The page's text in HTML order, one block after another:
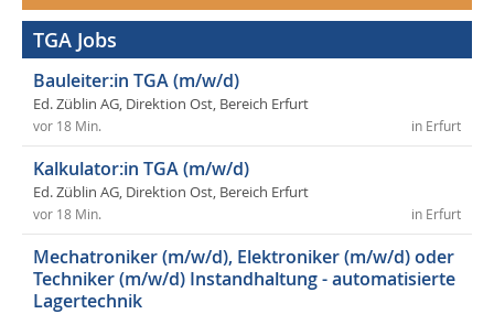
TGA Jobs
Bauleiter:in TGA (m/w/d)
Ed. Züblin AG, Direktion Ost, Bereich Erfurt
in Erfurt
vor 18 Min.
Kalkulator:in TGA (m/w/d)
Ed. Züblin AG, Direktion Ost, Bereich Erfurt
in Erfurt
vor 18 Min.
Mechatroniker (m/w/d), Elektroniker (m/w/d) oder
Techniker (m/w/d) Instandhaltung - automatisierte
Lagertechnik